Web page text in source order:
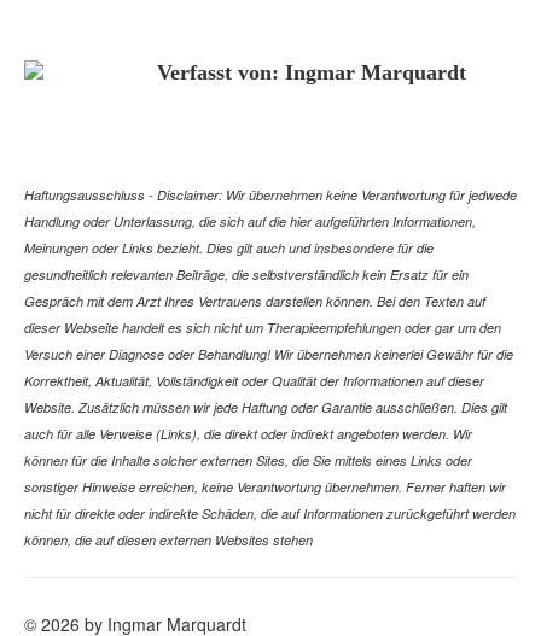
Verfasst von: Ingmar Marquardt
Haftungsausschluss - Disclaimer: Wir übernehmen keine Verantwortung für jedwede
Handlung oder Unterlassung, die sich auf die hier aufgeführten Informationen,
Meinungen oder Links bezieht. Dies gilt auch und insbesondere für die
gesundheitlich relevanten Beiträge, die selbstverständlich kein Ersatz für ein
Gespräch mit dem Arzt Ihres Vertrauens darstellen können. Bei den Texten auf
dieser Webseite handelt es sich nicht um Therapieempfehlungen oder gar um den
Versuch einer Diagnose oder Behandlung! Wir übernehmen keinerlei Gewähr für die
Korrektheit, Aktualität, Vollständigkeit oder Qualität der Informationen auf dieser
Website. Zusätzlich müssen wir jede Haftung oder Garantie ausschließen. Dies gilt
auch für alle Verweise (Links), die direkt oder indirekt angeboten werden. Wir
können für die Inhalte solcher externen Sites, die Sie mittels eines Links oder
sonstiger Hinweise erreichen, keine Verantwortung übernehmen. Ferner haften wir
nicht für direkte oder indirekte Schäden, die auf Informationen zurückgeführt werden
können, die auf diesen externen Websites stehen
© 2026 by Ingmar Marquardt